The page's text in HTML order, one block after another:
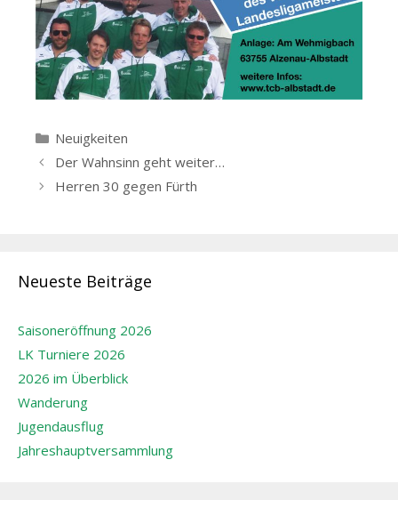
Kategorien
Neuigkeiten
Beitrags-
Navigation
Der Wahnsinn geht weiter…
Herren 30 gegen Fürth
Neueste Beiträge
Saisoneröffnung 2026
LK Turniere 2026
2026 im Überblick
Wanderung
Jugendausflug
Jahreshauptversammlung